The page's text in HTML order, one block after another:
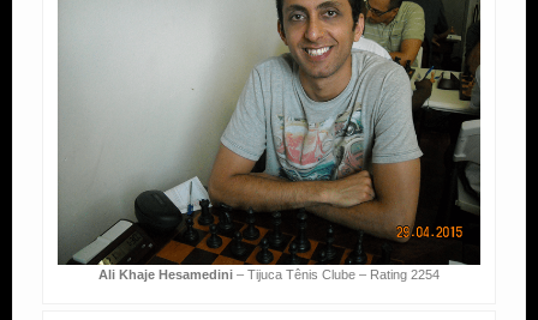
Ali Khaje Hesamedini– Tijuca Tênis Clube – Rating 2254